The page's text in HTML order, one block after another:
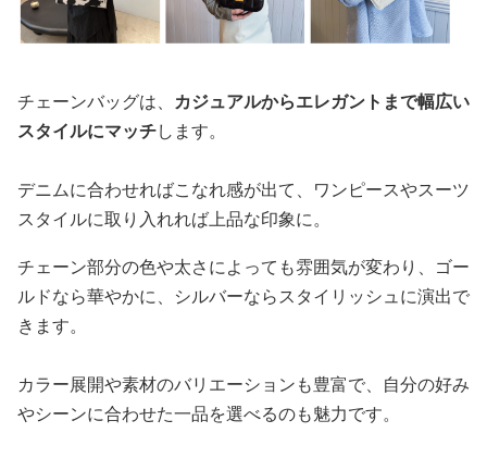
チェーンバッグは、 カジュアルからエレガントまで幅広い
スタイルにマッチします。
デニムに合わせればこなれ感が出て、ワンピースやスーツ
スタイルに取り入れれば上品な印象に。
チェーン部分の色や太さによっても雰囲気が変わり、ゴー
ルドなら華やかに、シルバーならスタイリッシュに演出で
きます。
カラー展開や素材のバリエーションも豊富で、自分の好み
やシーンに合わせた一品を選べるのも魅力です。